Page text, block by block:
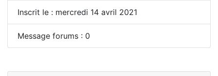
Inscrit le : mercredi 14 avril 2021
Message forums : 0